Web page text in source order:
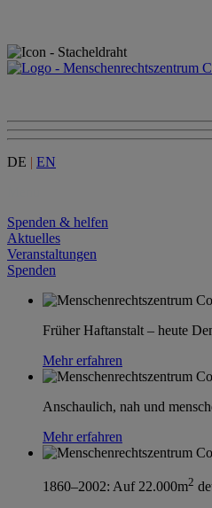
DE | EN
Spenden & helfen
Aktuelles
Veranstaltungen
Spenden
Früher Haftanstalt – heute
Mehr erfahren
Anschaulich, nah und
Mehr erfahren
1860–2002: Auf 22.000m2